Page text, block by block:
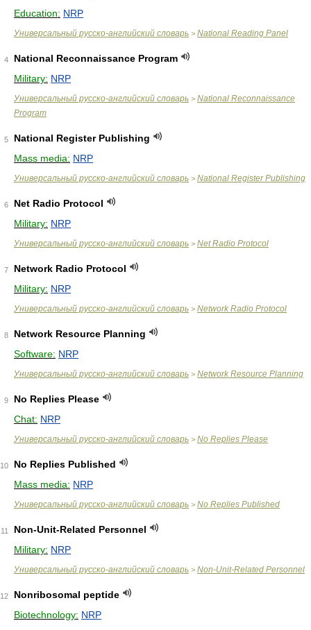
Education: NRP
Универсальный русско-английский словарь > National Reading Panel
4
National Reconnaissance Program
Military: NRP
Универсальный русско-английский словарь > National Reconnaissance
Program
5
National Register Publishing
Mass media: NRP
Универсальный русско-английский словарь > National Register Publishing
6
Net Radio Protocol
Military: NRP
Универсальный русско-английский словарь > Net Radio Protocol
7
Network Radio Protocol
Military: NRP
Универсальный русско-английский словарь > Network Radio Protocol
8
Network Resource Planning
Software: NRP
Универсальный русско-английский словарь > Network Resource Planning
9
No Replies Please
Chat: NRP
Универсальный русско-английский словарь > No Replies Please
10
No Replies Published
Mass media: NRP
Универсальный русско-английский словарь > No Replies Published
11
Non-Unit-Related Personnel
Military: NRP
Универсальный русско-английский словарь > Non-Unit-Related Personnel
12
Nonribosomal peptide
Biotechnology: NRP